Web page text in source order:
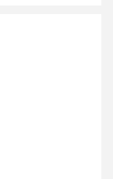
テッドシャツワン